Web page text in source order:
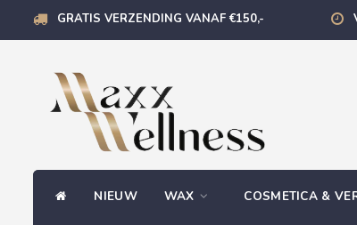
GRATIS VERZENDING VANAF €150,-
NIEUW WAX COSMETICA &